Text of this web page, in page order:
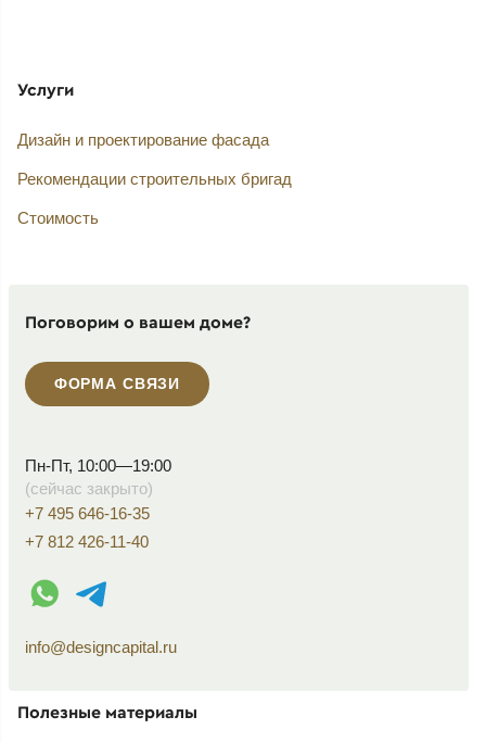
Услуги
Дизайн и проектирование фасада
Рекомендации строительных бригад
Стоимость
Поговорим о вашем доме?
ФОРМА СВЯЗИ
Пн-Пт, 10:00—19:00
(сейчас закрыто)
+7 495 646-16-35
+7 812 426-11-40
WhatsApp контакт
Telegram контакт
info@designcapital.ru
Полезные материалы